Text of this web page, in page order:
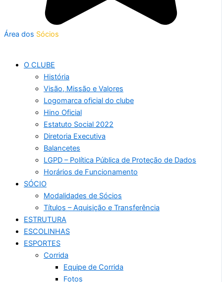
Área dos Sócios
O CLUBE
História
Visão, Missão e Valores
Logomarca oficial do clube
Hino Oficial
Estatuto Social 2022
Diretoria Executiva
Balancetes
LGPD – Política Pública de Proteção de Dados
Horários de Funcionamento
SÓCIO
Modalidades de Sócios
Títulos – Aquisição e Transferência
ESTRUTURA
ESCOLINHAS
ESPORTES
Corrida
Equipe de Corrida
Fotos